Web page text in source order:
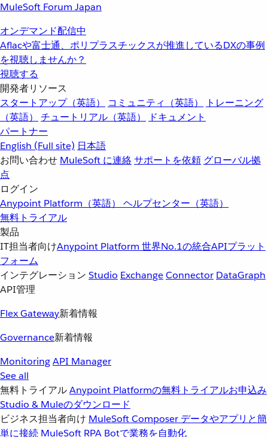
MuleSoft Forum Japan
オンデマンド配信中
Aflacや富士通、ポリプラスチックスが推進しているDXの事例
を視聴しませんか？
視聴する
開発者リソース
スタートアップ（英語）
コミュニティ（英語）
トレーニング
（英語）
チュートリアル（英語）
ドキュメント
パートナー
English (Full site) 日本語
お問い合わせ MuleSoft に連絡サポートを依頼 グローバル拠
点
ログイン
Anypoint Platform（英語） ヘルプセンター（英語）
無料トライアル
製品
IT担当者向けAnypoint Platform 世界No.1の統合APIプラット
フォーム
インテグレーション Studio ExchangeConnector DataGraph
API管理
Flex Gateway新着情報
Governance新着情報
MonitoringAPI Manager
See all
無料トライアルAnypoint Platformの無料トライアルお申込み
Studio & Muleのダウンロード
ビジネス担当者向け MuleSoft Composer データやアプリと簡
単に接続 MuleSoft RPA Botで業務を自動化